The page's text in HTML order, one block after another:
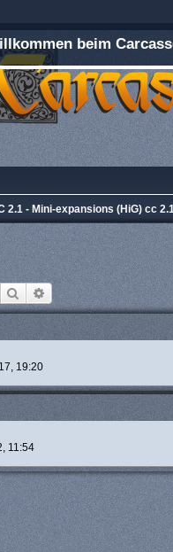
beim
2.1 - Mini-expansions (HiG) cc
Suche Erweiterte Suche
19:20
11:54